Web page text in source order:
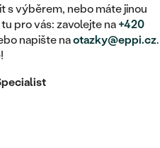
s výběrem, nebo máte jinou
pro vás: zavolejte na+420
napište naotazky@eppi.cz.